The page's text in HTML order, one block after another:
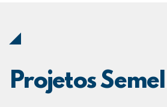
Projetos